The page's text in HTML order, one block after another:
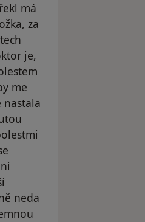
má
za
je,
me
nastala
neda